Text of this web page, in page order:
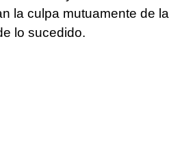
la culpa mutuamente de la
lo sucedido.